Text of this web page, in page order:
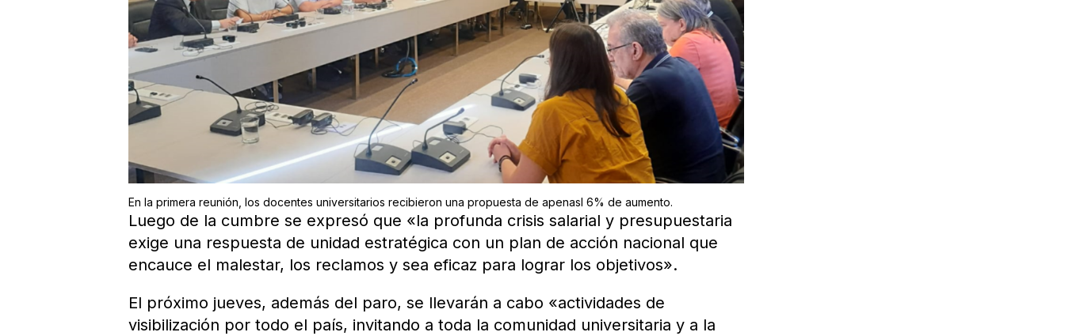
En la primera reunión, los docentes universitarios recibieron una propuesta de apenasl 6% de aumento.
Luego de la cumbre se expresó que «la profunda crisis salarial y presupuestaria
exige una respuesta de unidad estratégica con un plan de acción nacional que
encauce el malestar, los reclamos y sea eficaz para lograr los objetivos».
El próximo jueves, además del paro, se llevarán a cabo «actividades de
visibilización por todo el país, invitando a toda la comunidad universitaria y a la